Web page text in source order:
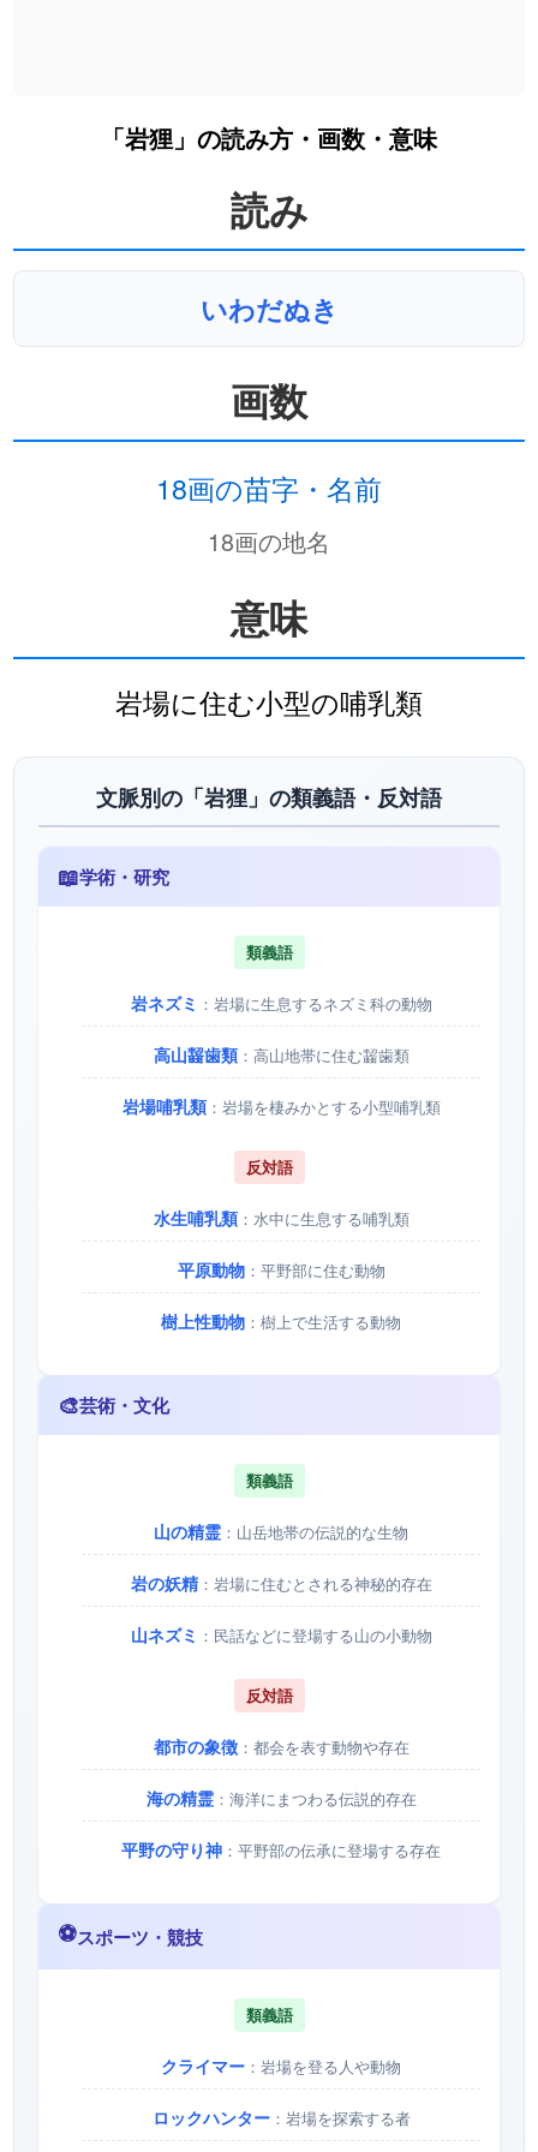
「岩狸」の読み方・画数・意味
読み
いわだぬき
画数
18画の苗字・名前
18画の地名
意味
岩場に住む小型の哺乳類
文脈別の「岩狸」の類義語・反対語
📖学術・研究
類義語
岩ネズミ ：岩場に生息するネズミ科の動物
高山齧歯類：高山地帯に住む齧歯類
岩場哺乳類：岩場を棲みかとする小型哺乳類
反対語
水生哺乳類：水中に生息する哺乳類
平原動物：平野部に住む動物
樹上性動物 ：樹上で生活する動物
🎨芸術・文化
類義語
山の精霊 ：山岳地帯の伝説的な生物
岩の妖精：岩場に住むとされる神秘的存在
山ネズミ ：民話などに登場する山の小動物
反対語
都市の象徴：都会を表す動物や存在
海の精霊：海洋にまつわる伝説的存在
平野の守り神 ：平野部の伝承に登場する存在
⚽スポーツ・競技
類義語
クライマー ：岩場を登る人や動物
ロックハンター：岩場を探索する者